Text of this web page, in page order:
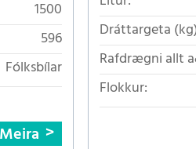
1500
596
Fólksbílar
Meira
Dráttargeta
Rafdrægni allt
Flokkur: